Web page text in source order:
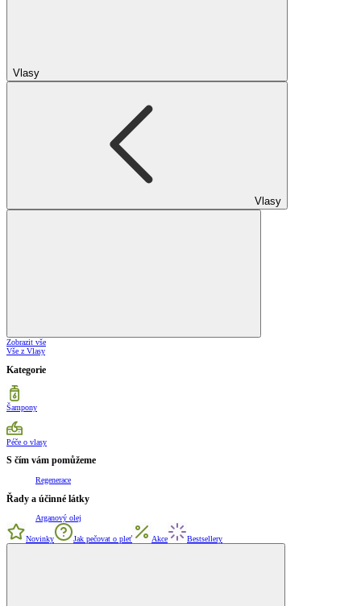
Vlasy
Vlasy
Zobrazit vše
Vše z Vlasy
Kategorie
Šampony
Péče o vlasy
S čím vám pomůžeme
Regenerace
Řady a účinné látky
Arganový olej
Novinky Jak pečovat o pleť Akce Bestsellery